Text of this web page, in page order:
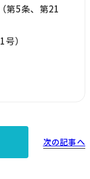
第5条、第21
）
次の記事へ